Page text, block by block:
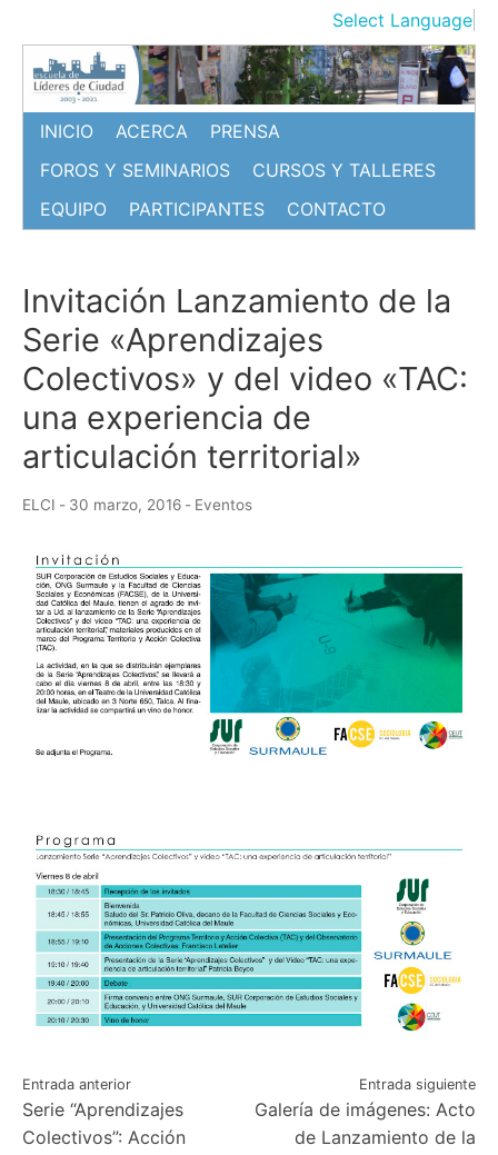
contenido
Select Language
INICIO ACERCA
PRENSA
FOROS Y SEMINARIOS
CURSOS Y TALLERES
EQUIPO
PARTICIPANTES CONTACTO
Invitación Lanzamiento de la
Serie «Aprendizajes
Colectivos» y del video «TAC:
una experiencia de
articulación territorial»
ELCI - 30 marzo, 2016 - Eventos
Navegación
de
Entrada anterior
Serie “Aprendizajes
Colectivos”: Acción
Entrada siguiente
Galería de imágenes: Acto
de Lanzamiento de la